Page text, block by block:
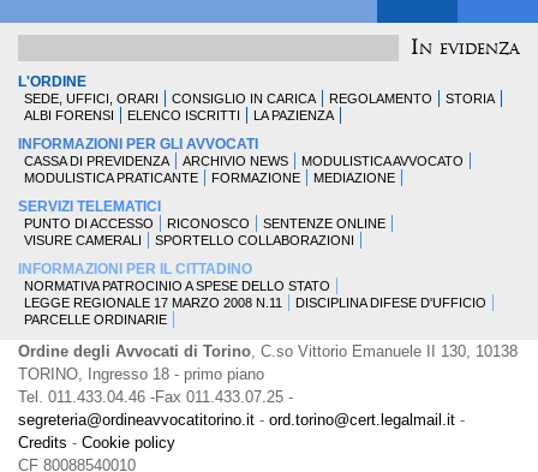
In evidenza
L'ORDINE
SEDE, UFFICI, ORARI CONSIGLIO IN CARICA REGOLAMENTO
STORIA
ALBI FORENSI
ELENCO ISCRITTI LA PAZIENZA
INFORMAZIONI PER GLI AVVOCATI
CASSA DI PREVIDENZA ARCHIVIO NEWS
MODULISTICA AVVOCATO
MODULISTICA PRATICANTE
FORMAZIONE MEDIAZIONE
SERVIZI TELEMATICI
PUNTO DI ACCESSO RICONOSCO
SENTENZE ONLINE
VISURE CAMERALI
SPORTELLO COLLABORAZIONI
INFORMAZIONI PER IL CITTADINO
NORMATIVA PATROCINIO A SPESE DELLO STATO
LEGGE REGIONALE 17 MARZO 2008 N.11
DISCIPLINA DIFESE D'UFFICIO
PARCELLE ORDINARIE
Ordine degli Avvocati di Torino, C.so Vittorio Emanuele II 130, 10138
TORINO, Ingresso 18 - primo piano
Tel. 011.433.04.46 -Fax 011.433.07.25 -
segreteria@ordineavvocatitorino.it - ord.torino@cert.legalmail.it -
Credits - Cookie policy
CF 80088540010